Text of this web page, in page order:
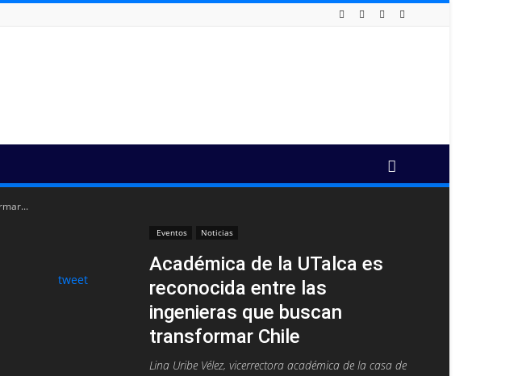
Eventos Noticias
Académica de la UTalca es
reconocida entre las
ingenieras que buscan
transformar Chile
Lina Uribe Vélez, vicerrectora académica de la casa de
tweet